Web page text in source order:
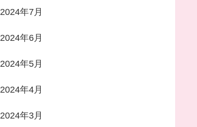
2024年7月
2024年6月
2024年5月
2024年4月
2024年3月